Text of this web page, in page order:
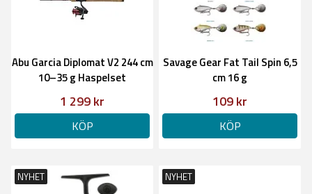
Abu Garcia Diplomat V2 244 cm
10–35 g Haspelset
1 299 kr
KÖP
Savage Gear Fat Tail Spin 6,5
cm 16 g
109 kr
KÖP
NYHET NYHET